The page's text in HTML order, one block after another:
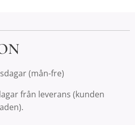
(mån-fre)
från leverans (kunden